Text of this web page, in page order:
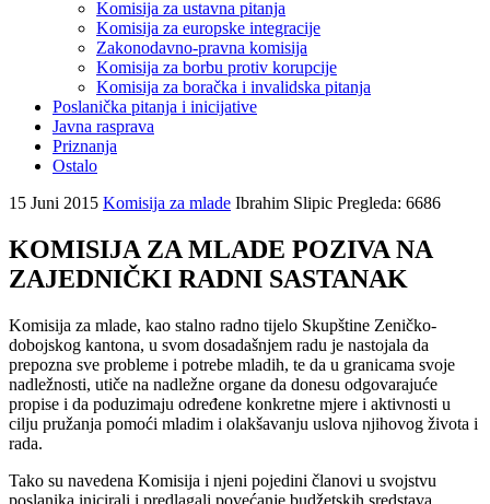
Komisija za ustavna pitanja
Komisija za europske integracije
Zakonodavno-pravna komisija
Komisija za borbu protiv korupcije
Komisija za boračka i invalidska pitanja
Poslanička pitanja i inicijative
Javna rasprava
Priznanja
Ostalo
15 Juni 2015 Komisija za mlade Ibrahim Slipic Pregleda: 6686
KOMISIJA ZA MLADE POZIVA NA
ZAJEDNIČKI RADNI SASTANAK
Komisija za mlade, kao stalno radno tijelo Skupštine Zeničko-
dobojskog kantona, u svom dosadašnjem radu je nastojala da
prepozna sve probleme i potrebe mladih, te da u granicama svoje
nadležnosti, utiče na nadležne organe da donesu odgovarajuće
propise i da poduzimaju određene konkretne mjere i aktivnosti u
cilju pružanja pomoći mladim i olakšavanju uslova njihovog života i
rada.
Tako su navedena Komisija i njeni pojedini članovi u svojstvu
poslanika inicirali i predlagali povećanje budžetskih sredstava